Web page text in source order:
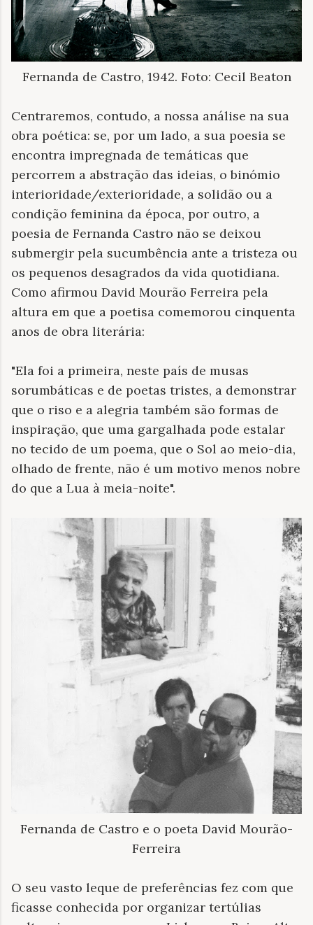
Fernanda de Castro, 1942. Foto: Cecil Beaton
Centraremos, contudo, a nossa análise na sua
obra poética: se, por um lado, a sua poesia se
encontra impregnada de temáticas que
percorrem a abstração das ideias, o binómio
interioridade/exterioridade, a solidão ou a
condição feminina da época, por outro, a
poesia de Fernanda Castro não se deixou
submergir pela sucumbência ante a tristeza ou
os pequenos desagrados da vida quotidiana.
Como afirmou David Mourão Ferreira pela
altura em que a poetisa comemorou cinquenta
anos de obra literária:
"Ela foi a primeira, neste país de musas
sorumbáticas e de poetas tristes, a demonstrar
que o riso e a alegria também são formas de
inspiração, que uma gargalhada pode estalar
no tecido de um poema, que o Sol ao meio-dia,
olhado de frente, não é um motivo menos nobre
do que a Lua à meia-noite".
Fernanda de Castro e o poeta David Mourão-
Ferreira
O seu vasto leque de preferências fez com que
ficasse conhecida por organizar tertúlias